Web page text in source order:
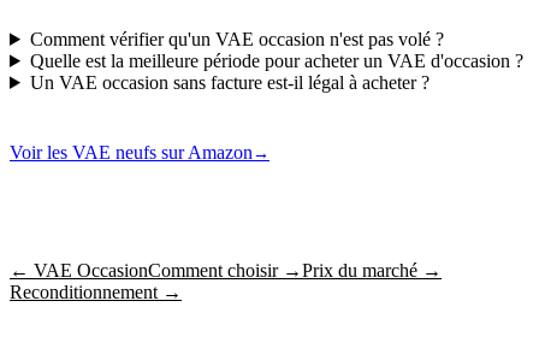
Comment vérifier qu'un VAE occasion n'est pas volé ?
Quelle est la meilleure période pour acheter un VAE d'occasion ?
Un VAE occasion sans facture est-il légal à acheter ?
Voir les VAE neufs sur Amazon→
← VAE OccasionComment choisir →Prix du marché →
Reconditionnement →